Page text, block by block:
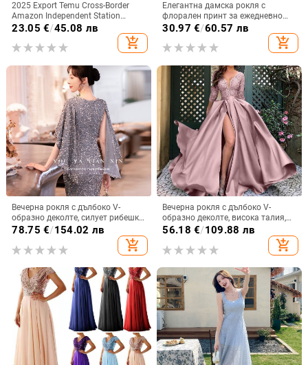
2025 Export Temu Cross-Border
Amazon Independent Station
Пролетна и есенна модна рокля с
дълъг ръкав и кръгло деколте с
щампа
23.05 €/45.08 лв
add_shopping_cart
Елегантна дамска рокля с
флорален принт за ежедневно
пътуване до работа, европейска
и американска, трансгранична,
Amazon, 2025 г.
30.97 €/60.57 лв
add_shopping_cart
Вечерна рокля с дълбоко V-
образно деколте, силует рибешка
опашка, без ръкави, дълга пола,
78.75 €/154.02 лв
add_shopping_cart
Вечерна рокля с дълбоко V-
образно деколте, висока талия,
дълги ръкави, малък шлейф,
56.18 €/109.88 лв
add_shopping_cart